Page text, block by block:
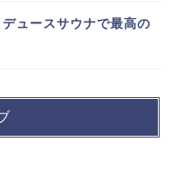
ュースサウナで最高の